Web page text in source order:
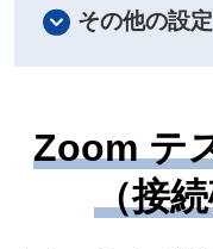
その他の設定
Zoom テ
（接